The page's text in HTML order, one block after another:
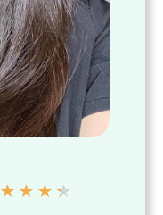
★ ★ ★ ★